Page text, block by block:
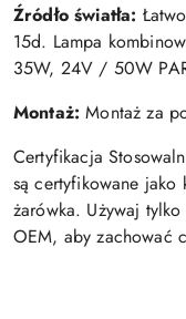
Źródło światła:
15d. Lampa
35W, 24V / 50W
Montaż:Montaż za
Certyfikacja
są certyfikowane jako
żarówka. Używaj
OEM, aby zachować